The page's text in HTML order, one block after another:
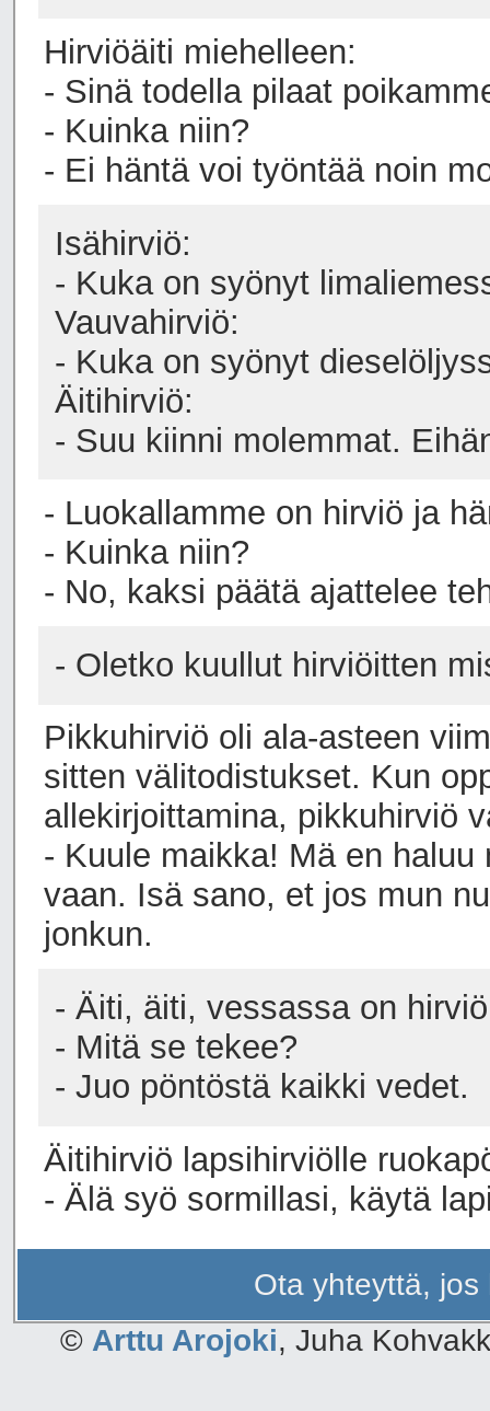
Hirviöäiti miehelleen:
- Sinä todella pilaat
- Kuinka niin?
- Ei häntä voi työntää noin
Isähirviö:
- Kuka on syönyt
Vauvahirviö:
- Kuka on syönyt
Äitihirviö:
- Suu kiinni molemmat.
- Luokallamme on hirviö ja
- Kuinka niin?
- No, kaksi päätä ajattelee
- Oletko kuullut hirviöitten
Pikkuhirviö oli ala-asteen
sitten välitodistukset. Kun
allekirjoittamina, pikkuhirviö
- Kuule maikka! Mä en
vaan. Isä sano, et jos mun
jonkun.
- Äiti, äiti, vessassa on
- Mitä se tekee?
- Juo pöntöstä kaikki vedet.
Äitihirviö lapsihirviölle
- Älä syö sormillasi, käytä
Ota yhteyttä,
© Arttu Arojoki, Juha